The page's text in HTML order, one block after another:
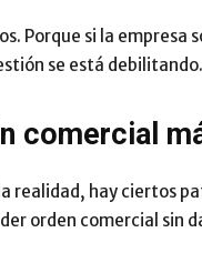
Porque si la
se está debilitando.
comercial
realidad, hay ciertos
orden comercial sin